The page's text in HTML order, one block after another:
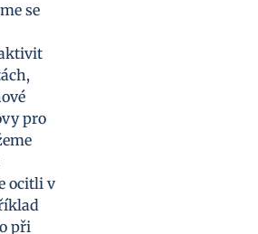
se
pro
ocitli v
při